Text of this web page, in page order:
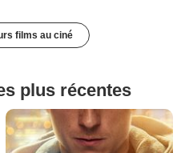
films au ciné
plus récentes